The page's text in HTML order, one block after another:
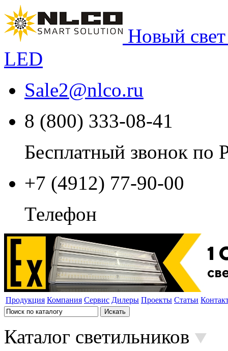
Новый
LED
Sale2@nlco.ru
8 (800) 333-08-41
Бесплатный звонок по
+7 (4912) 77-90-00
Телефон
Продукция Компания Сервис Дилеры Проекты Статьи
Каталог светильников